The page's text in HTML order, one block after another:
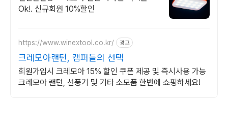
Ok!. 신규회원 10%할인
https://www.winextool.co.kr/ 광고
크레모아랜턴, 캠퍼들의 선택
회원가입시 크레모아 15% 할인 쿠폰 제공 및 즉시사용 가능
크레모아 랜턴, 선풍기 및 기타 소모품 한번에 쇼핑하세요!